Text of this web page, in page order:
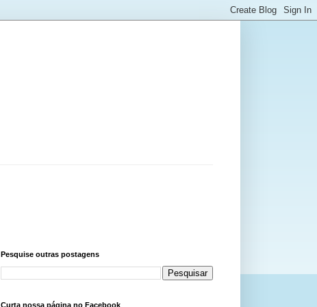
Pesquise outras postagens
Curta nossa página no Facebook